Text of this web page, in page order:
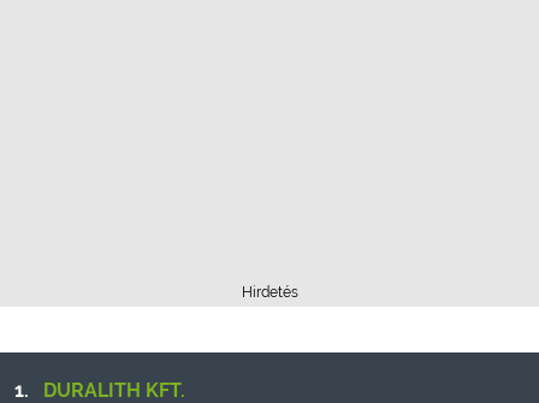
Hirdetés
1. DURALITH KFT.